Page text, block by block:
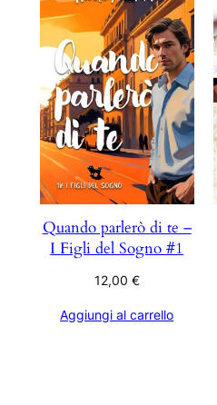
Quando parlerò di te –
I Figli del Sogno #1
12,00 €
Aggiungi al carrello